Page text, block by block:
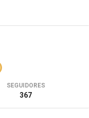
SEGUIDORES
367